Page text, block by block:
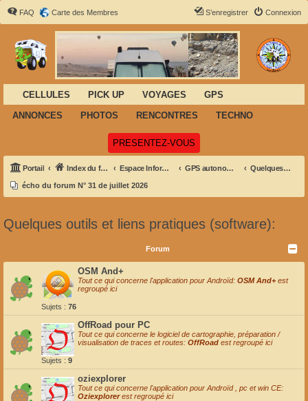
FAQ Carte des Membres Connexion
S’enregistrer
CELLULES PICK UP VOYAGES
GPS
ANNONCES
PHOTOS RENCONTRES TECHNO
PRESENTEZ-VOUS
Portail Index du forum Espace Informatique-GPS- Navigation GPS autonomes - PDA et informatique embarquée Quelques outils et liens pratiques (software):
écho du forum N° 31 de juillet 2026
Quelques outils et liens pratiques (software):
Forum
OSM And+
Tout ce qui concerne l'application pour Androïd: OSM And+est
regroupé ici
Sujets : 76
OffRoad pour PC
Tout ce qui concerne le logiciel de cartographie, préparation /
visualisation de traces et routes: OffRoad est regroupé ici
Sujets : 9
oziexplorer
Tout ce qui concerne l'application pour Androïd , pc et win CE:
Oziexplorerest regroupé ici